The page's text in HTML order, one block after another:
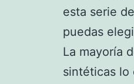
esta serie
puedas
La mayoría
sintéticas lo